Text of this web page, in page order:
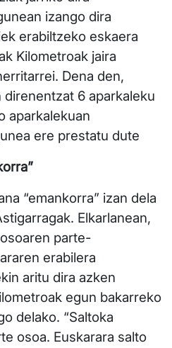
izango dira
erabiltzeko eskaera
Kilometroak jaira
Dena den,
6 aparkaleku
aparkalekuan
ere prestatu dute
“emankorra” izan dela
Elkarlanean,
parte-
erabilera
aritu dira azken
egun bakarreko
delako. “Saltoka
osoa. Euskarara salto